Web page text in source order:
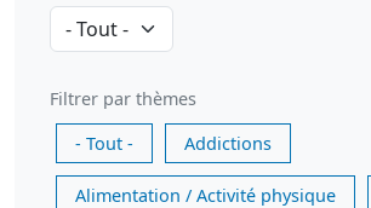
Filtrer par thèmes
- Tout -
Addictions
Alimentation / Activité physique